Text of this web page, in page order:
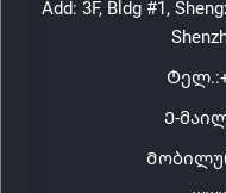
Add: 3F, Bldg #1,
Ტელ.:
Ე-